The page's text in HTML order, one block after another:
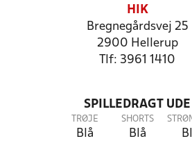
HIK
Bregnegårdsvej 25
2900 Hellerup
Tlf: 3961 1410
SPILLEDRAGT UDE
TRØJE
Blå
SHORTS
Blå